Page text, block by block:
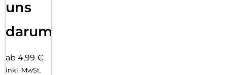
uns
darum!
ab 4,99 €
inkl. MwSt.